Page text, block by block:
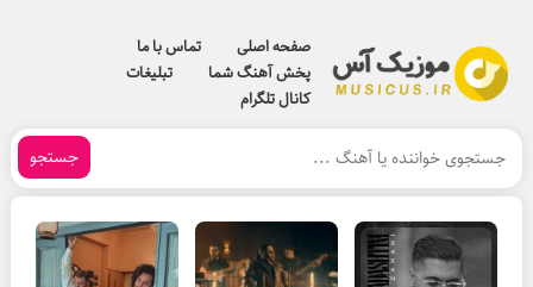
صفحه اصلی
تماس با ما
پخش آهنگ شما
تبلیغات
کانال تلگرام
جستجو